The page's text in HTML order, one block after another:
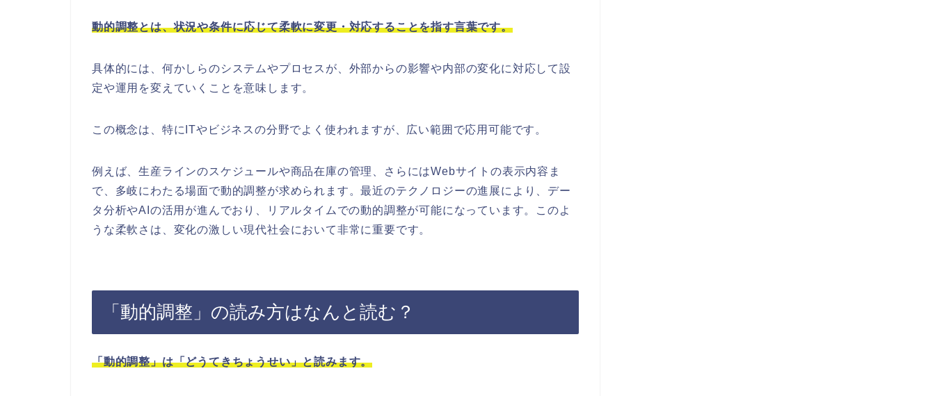
動的調整とは、状況や条件に応じて柔軟に変更・対応することを指す言葉です。
具体的には、何かしらのシステムやプロセスが、外部からの影響や内部の変化に対応して設
定や運用を変えていくことを意味します。
この概念は、特にITやビジネスの分野でよく使われますが、広い範囲で応用可能です。
例えば、生産ラインのスケジュールや商品在庫の管理、さらにはWebサイトの表示内容ま
で、多岐にわたる場面で動的調整が求められます。最近のテクノロジーの進展により、デー
タ分析やAIの活用が進んでおり、リアルタイムでの動的調整が可能になっています。このよ
うな柔軟さは、変化の激しい現代社会において非常に重要です。
「動的調整」の読み方はなんと読む？
「動的調整」は「どうてきちょうせい」と読みます。